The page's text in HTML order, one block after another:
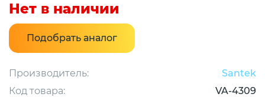
Нет в наличии
Подобрать аналог
Производитель:
Santek
Код товара:
VA-4309